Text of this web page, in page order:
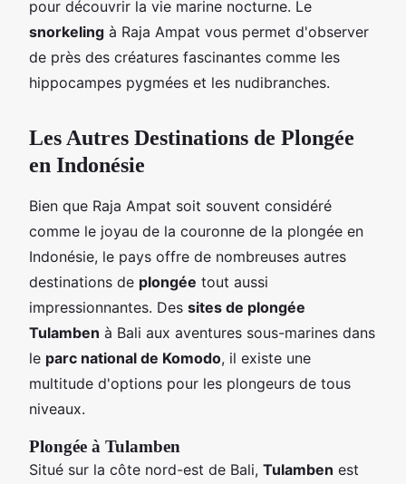
pour découvrir la vie marine nocturne. Le
snorkeling à Raja Ampat vous permet d'observer
de près des créatures fascinantes comme les
hippocampes pygmées et les nudibranches.
Les Autres Destinations de Plongée
en Indonésie
Bien que Raja Ampat soit souvent considéré
comme le joyau de la couronne de la plongée en
Indonésie, le pays offre de nombreuses autres
destinations de plongée tout aussi
impressionnantes. Des sites de plongée
Tulamben à Bali aux aventures sous-marines dans
le parc national de Komodo, il existe une
multitude d'options pour les plongeurs de tous
niveaux.
Plongée à Tulamben
Situé sur la côte nord-est de Bali, Tulamben est